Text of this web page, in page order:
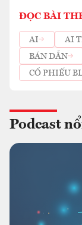
ĐỌC BÀI
AI
AI
BÁN DẪN
CỔ PHIẾU
Podcast